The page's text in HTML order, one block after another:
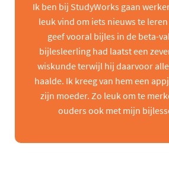
Ik ben bij StudyWorks gaan
leuk vind om iets nieuws te
geef vooral bijles in de beta-
bijlesleerling had laatst een
wiskunde terwijl hij daarvoor
haalde. Ik kreeg van hem een
zijn moeder. Zo leuk om te
ouders ook met mijn